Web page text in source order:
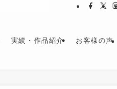
実績・作品紹介 お客様の声